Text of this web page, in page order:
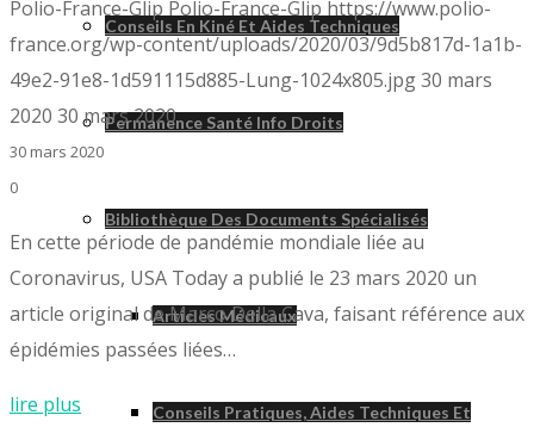
Conseils En Kiné Et Aides Techniques
Permanence Santé Info Droits
Bibliothèque Des Documents Spécialisés
Articles Médicaux
Conseils Pratiques, Aides Techniques Et
Polio-France-Glip Polio-France-Glip https://www.polio-
france.org/wp-content/uploads/2020/03/9d5b817d-1a1b-
49e2-91e8-1d591115d885-Lung-1024x805.jpg30 mars
2020 30 mars 2020
30 mars 2020
0
En cette période de pandémie mondiale liée au
Coronavirus, USA Today a publié le 23 mars 2020 un
article original de Marco Della Cava, faisant référence aux
épidémies passées liées…
lire plus